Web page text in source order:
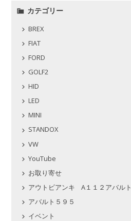
カテゴリー
BREX
FIAT
FORD
GOLF2
HID
LED
MINI
STANDOX
VW
YouTube
お取り寄せ
アウトビアンキ A１１２アバルト
アバルト５９５
イベント